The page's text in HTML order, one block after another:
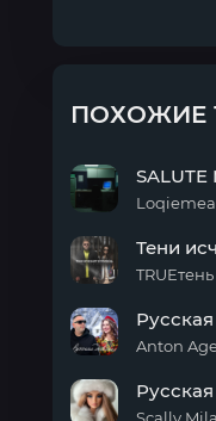
ПОХОЖИЕ
MUERDOS!
SALUTE
исчезают
в
Тени
девчонка
Anton